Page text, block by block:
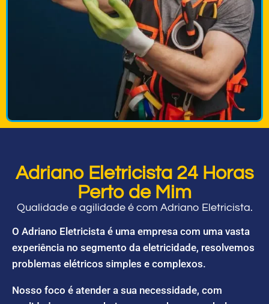
Adriano Eletricista 24 Horas
Perto de Mim
Qualidade e agilidade é com Adriano Eletricista.
O Adriano Eletricista é uma empresa com uma vasta
experiência no segmento da eletricidade, resolvemos
problemas elétricos simples e complexos.
Nosso foco é atender a sua necessidade, com